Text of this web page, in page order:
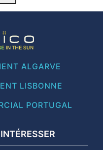
ALGARVE
LISBONNE
PORTUGAL